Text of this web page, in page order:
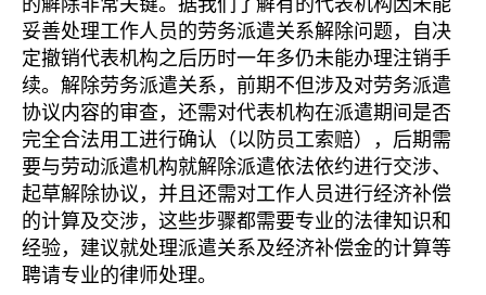
的解除非常关键。据我们了解有的代表机构因未能
妥善处理工作人员的劳务派遣关系解除问题，自决
定撤销代表机构之后历时一年多仍未能办理注销手
续。解除劳务派遣关系，前期不但涉及对劳务派遣
协议内容的审查，还需对代表机构在派遣期间是否
完全合法用工进行确认（以防员工索赔），后期需
要与劳动派遣机构就解除派遣依法依约进行交涉、
起草解除协议，并且还需对工作人员进行经济补偿
的计算及交涉，这些步骤都需要专业的法律知识和
经验，建议就处理派遣关系及经济补偿金的计算等
聘请专业的律师处理。